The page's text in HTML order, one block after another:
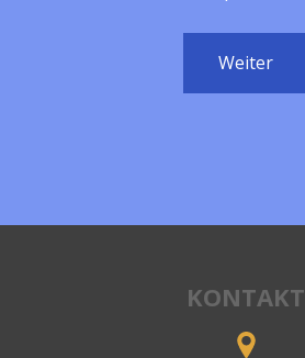
Weiter
KONTAKT